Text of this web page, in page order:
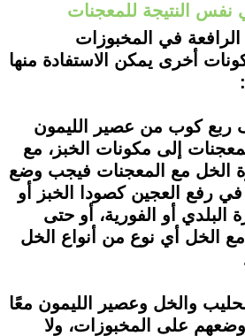
النتيجة للمعجنات
في المخبوزات
أخرى يمكن الاستفادة منها
ربع كوب من عصير الليمون
إلى مكونات الخبز، مع
الخل مع المعجنات فيجب وضع
رفع العجين كصودا الخبز أو
البلدي أو الفورية، أو حتى
الخل أي نوع من أنواع الخل
والخل وعصير الليمون معًا
على المخبوزات، ولا